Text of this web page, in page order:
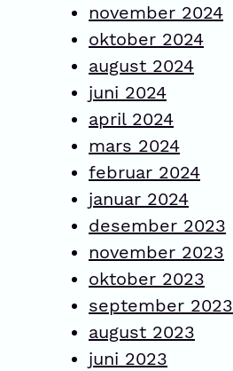
november 2024
oktober 2024
august 2024
juni 2024
april 2024
mars 2024
februar 2024
januar 2024
desember 2023
november 2023
oktober 2023
september 2023
august 2023
juni 2023